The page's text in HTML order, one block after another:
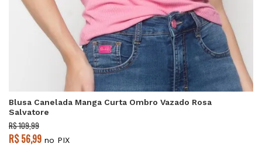
Blusa Canelada Manga Curta Ombro Vazado Rosa
Salvatore
R$ 109,99
R$ 56,99 no PIX